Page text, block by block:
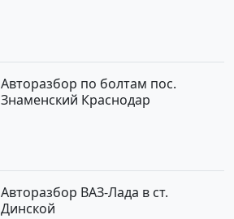
Авторазбор по болтам пос.
Знаменский Краснодар
Авторазбор ВАЗ-Лада в ст.
Динской